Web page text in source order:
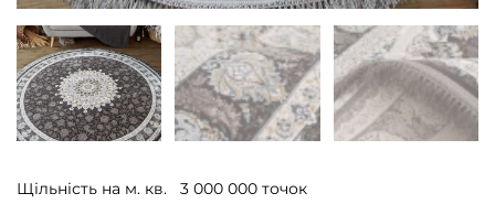
Щільність на м. кв.
3 000 000 точок